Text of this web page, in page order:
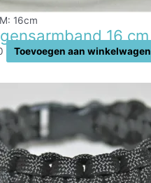
16cm
16 cm
Toevoegen aan winkelwagen